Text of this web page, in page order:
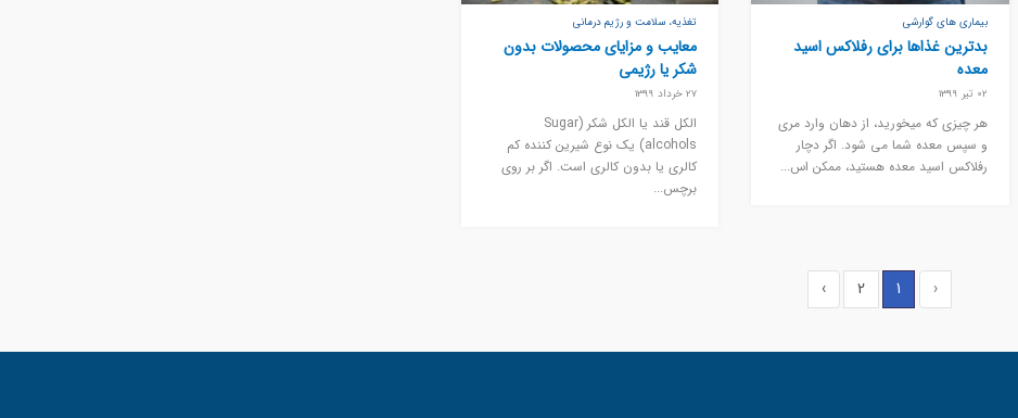
بیماری های گوارشی
بدترین غذاها برای رفلاکس اسید
معده
02 تیر 1399
هر چیزی که میخورید، از دهان وارد مری
و سپس معده شما می شود. اگر دچار
رفلاکس اسید معده هستید، ممکن اس...
تغذیه، سلامت و رژیم درمانی
معایب و مزایای محصولات بدون
شکر یا رژیمی
27 خرداد 1399
الکل قند یا الکل شکر (Sugar
alcohols) یک نوع شیرین کننده کم
کالری یا بدون کالری است. اگر بر روی
برچس...
‹
1
2
›